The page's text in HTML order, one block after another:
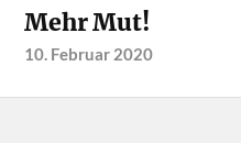
Mehr Mut!
10. Februar 2020